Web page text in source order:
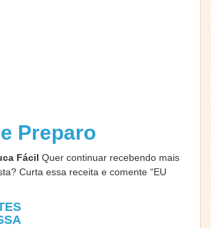
Preparo
Fácil Quer continuar recebendo mais
Curta essa receita e comente “EU